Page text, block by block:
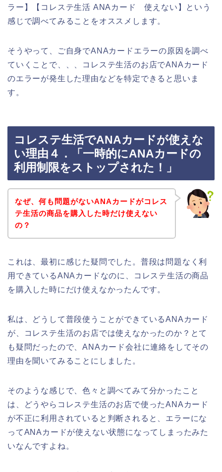
ラー】【コレステ生活 ANAカード 使えない】という
感じで調べてみることをオススメします。
そうやって、ご自身でANAカードエラーの原因を調べ
ていくことで、、、コレステ生活のお店でANAカード
のエラーが発生した理由などを特定できると思いま
す。
コレステ生活でANAカードが使えな
い理由４．「一時的にANAカードの
利用制限をストップされた！」
なぜ、何も問題がないANAカードがコレス
テ生活の商品を購入した時だけ使えない
の？
これは、最初に感じた疑問でした。普段は問題なく利
用できているANAカードなのに、コレステ生活の商品
を購入した時にだけ使えなかったんです。
私は、どうして普段使うことができているANAカード
が、コレステ生活のお店では使えなかったのか？とて
も疑問だったので、ANAカード会社に連絡をしてその
理由を聞いてみることにしました。
そのような感じで、色々と調べてみて分かったこと
は、どうやらコレステ生活のお店で使ったANAカード
が不正に利用されていると判断されると、エラーにな
ってANAカードが使えない状態になってしまったみた
いなんですよね。